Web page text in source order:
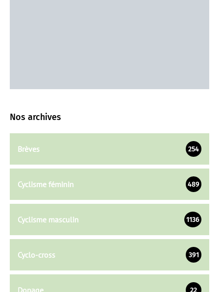
Nos archives
Brèves 254
Cyclisme féminin 489
Cyclisme masculin 1136
Cyclo-cross 391
22